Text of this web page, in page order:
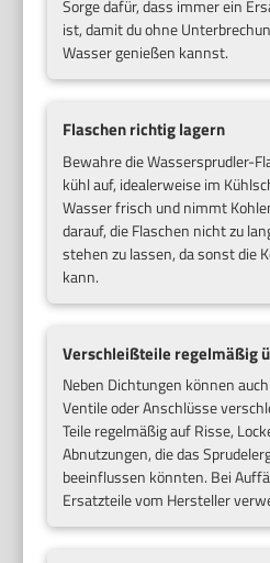
Sorge dafür, dass immer ein
ist, damit du ohne
Wasser genießen kannst.
Flaschen richtig lagern
Bewahre die Wassersprudler-
kühl auf, idealerweise im
Wasser frisch und nimmt
darauf, die Flaschen nicht zu
stehen zu lassen, da sonst die
kann.
Verschleißteile regelmäßig
Neben Dichtungen können
Ventile oder Anschlüsse
Teile regelmäßig auf Risse,
Abnutzungen, die das
beeinflussen könnten. Bei
Ersatzteile vom Hersteller